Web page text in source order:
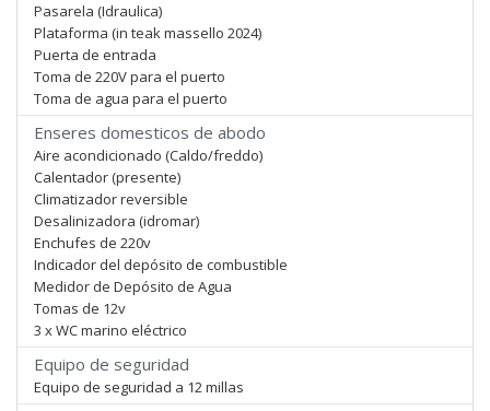
Pasarela (Idraulica)
Plataforma (in teak massello 2024)
Puerta de entrada
Toma de 220V para el puerto
Toma de agua para el puerto
Enseres domesticos de abodo
Aire acondicionado (Caldo/freddo)
Calentador (presente)
Climatizador reversible
Desalinizadora (idromar)
Enchufes de 220v
Indicador del depósito de combustible
Medidor de Depósito de Agua
Tomas de 12v
3 x WC marino eléctrico
Equipo de seguridad
Equipo de seguridad a 12 millas